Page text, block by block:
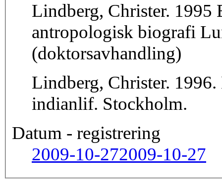
Lindberg, Christer. 1995
antropologisk biografi
(doktorsavhandling)
Lindberg, Christer.
indianlif. Stockholm.
Datum - registrering
2009-10-272009-10-27